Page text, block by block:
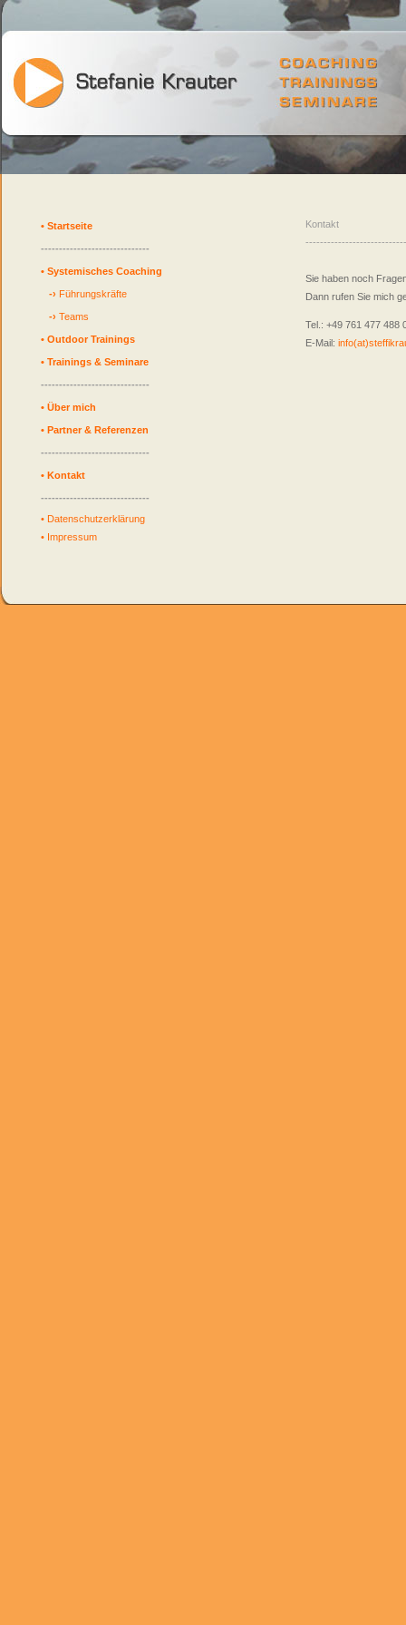
• Startseite
------------------------------
• Systemisches Coaching
-› Führungskräfte
-› Teams
• Outdoor Trainings
• Trainings & Seminare
------------------------------
• Über mich
• Partner & Referenzen
------------------------------
• Kontakt
------------------------------
• Datenschutzerklärung
• Impressum
Kontakt
Sie haben noch
Dann rufen Sie mich
Tel.: +49 761 477 488
E-Mail: